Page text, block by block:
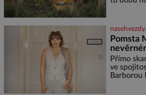
medu –
lžičku.
zdát
se spojí s
příslušnic
vznikne
Pomsta
Přímo
ve
Barborou